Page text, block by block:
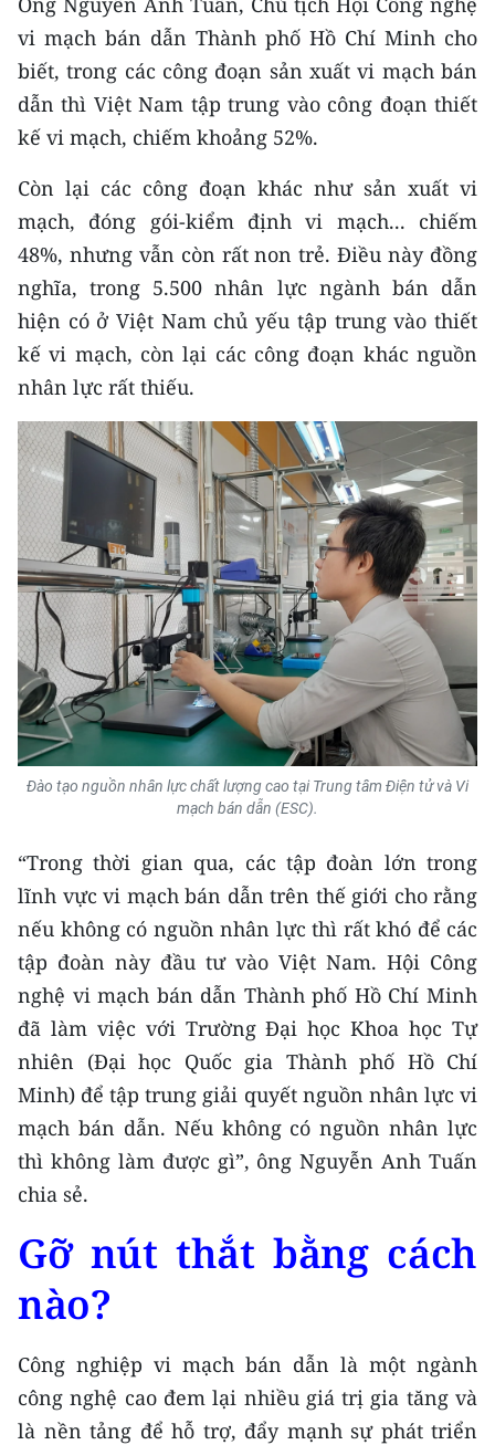
vi mạch bán dẫn Thành phố Hồ Chí Minh cho
biết, trong các công đoạn sản xuất vi mạch bán
dẫn thì Việt Nam tập trung vào công đoạn thiết
kế vi mạch, chiếm khoảng 52%.
Còn lại các công đoạn khác như sản xuất vi
mạch, đóng gói-kiểm định vi mạch... chiếm
48%, nhưng vẫn còn rất non trẻ. Điều này đồng
nghĩa, trong 5.500 nhân lực ngành bán dẫn
hiện có ở Việt Nam chủ yếu tập trung vào thiết
kế vi mạch, còn lại các công đoạn khác nguồn
nhân lực rất thiếu.
Đào tạo nguồn nhân lực chất lượng cao tại Trung tâm Điện tử và Vi
mạch bán dẫn (ESC).
“Trong thời gian qua, các tập đoàn lớn trong
lĩnh vực vi mạch bán dẫn trên thế giới cho rằng
nếu không có nguồn nhân lực thì rất khó để các
tập đoàn này đầu tư vào Việt Nam. Hội Công
nghệ vi mạch bán dẫn Thành phố Hồ Chí Minh
đã làm việc với Trường Đại học Khoa học Tự
nhiên (Đại học Quốc gia Thành phố Hồ Chí
Minh) để tập trung giải quyết nguồn nhân lực vi
mạch bán dẫn. Nếu không có nguồn nhân lực
thì không làm được gì”, ông Nguyễn Anh Tuấn
chia sẻ.
Gỡ nút thắt bằng cách
nào?
Công nghiệp vi mạch bán dẫn là một ngành
công nghệ cao đem lại nhiều giá trị gia tăng và
là nền tảng để hỗ trợ, đẩy mạnh sự phát triển